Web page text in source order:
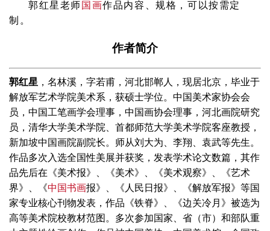
郭红星老师国画作品内容、规格，可以按需定
制。
作者简介
郭红星 ，名林溪，字若甫，河北邯郸人，现居北京，毕业于
解放军艺术学院美术系，获硕士学位。中国美术家协会会
员，中国工笔画学会理事，中国画协会理事，河北画院研究
员，清华大学美术学院、首都师范大学美术学院客座教授，
新加坡中国画院副院长。师从刘大为、李翔、袁武等先生。
作品多次入选全国性美展并获奖，发表学术论文数篇，其作
品先后在《美术报》、《美术》、《美术观察》、《艺术
界》、《中国书画报》、《人民日报》、《解放军报》等国
家专业核心刊物发表，作品《铁脊》、《边关冷月》被选为
高等美术院校教材范图。多次参加国家、省（市）和部队重